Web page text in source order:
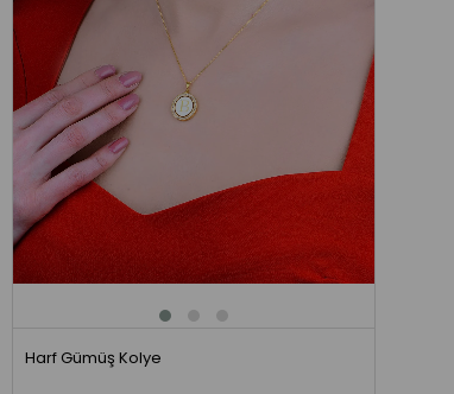
Harf Gümüş Kolye